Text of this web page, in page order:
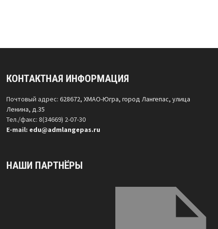
КОНТАКТНАЯ ИНФОРМАЦИЯ
Почтовый адрес: 628672, ХМАО-Югра, город Лангепас, улица
Ленина, д.35
Тел./факс: 8(34669) 2-07-30
Е-mail: edu@admlangepas.ru
НАШИ ПАРТНЁРЫ